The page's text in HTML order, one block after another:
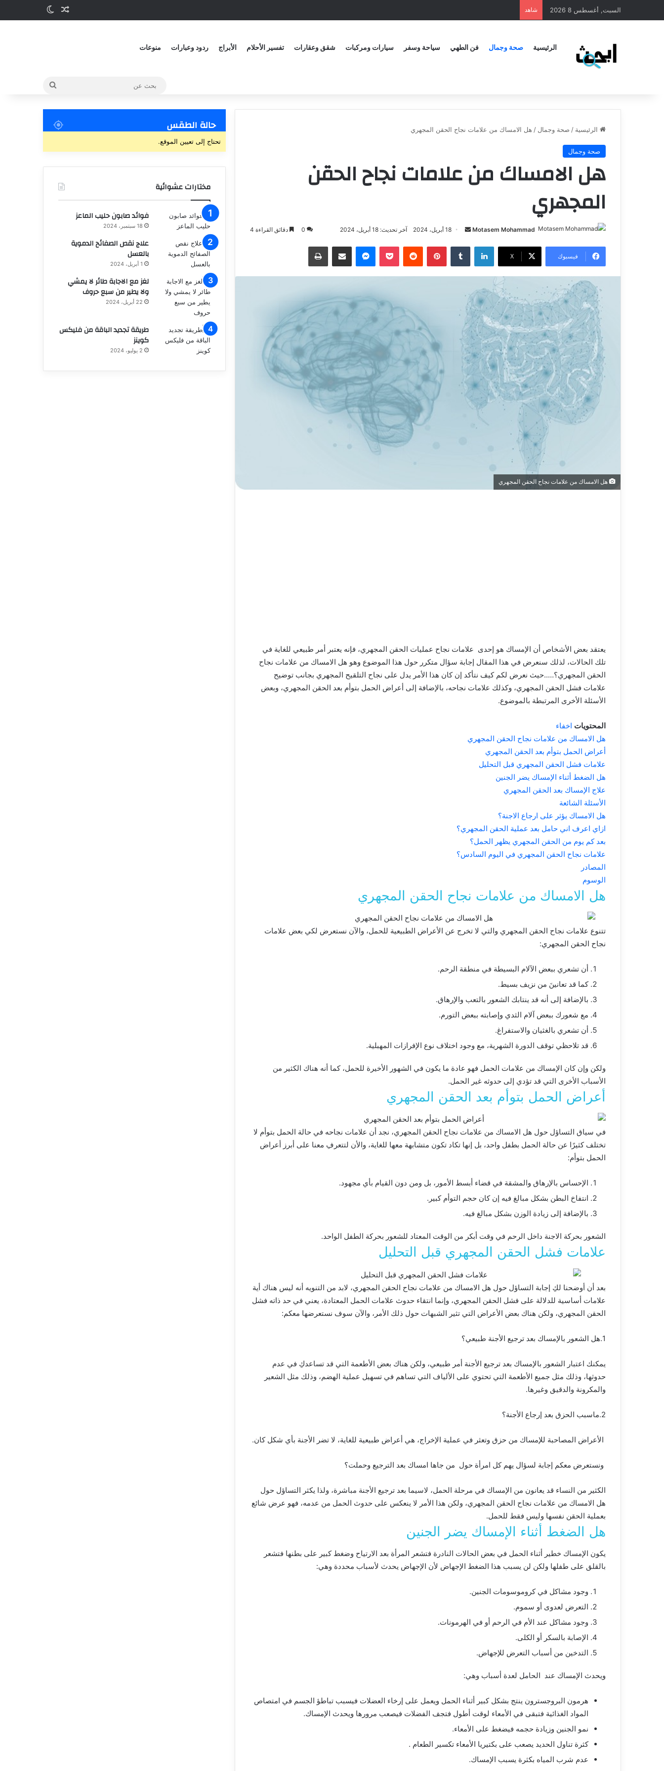
السبت, أغسطس 8 2026 شاهد مقالة عشوائية
الرئيسية صحة وجمال فن الطهي سياحة وسفر سيارات ومركبات شقق وعقارات تفسير الأحلام الأبراج ردود وعبارات منوعات
الرئيسية / صحة وجمال / هل الامساك من علامات نجاح الحقن المجهري
صحة وجمال
هل الامساك من علامات نجاح الحقن
المجهري
Motasem Mohammad
س
ل
ب
ا
إ
ل
ر
18 أبريل، 2024 آخر تحديث: 18 أبريل، 2024 0 دقائق القراءة 4
فيسبوك X
لينكدإن بينتيريست بوكيت مشاركة عبر البريد الاكتروني
هل الامساك من علامات نجاح الحقن المجهري
يعتقد بعض الأشخاص أن الإمساك هو إحدى علامات نجاح عمليات الحقن المجهري، فإنه يعتبر أمر طبيعي للغاية في
تلك الحالات، لذلك سنعرض في هذا المقال إجابة سؤال متكرر حول هذا الموضوع وهو هل الامساك من علامات نجاح
الحقن المجهري؟…..حيث نعرض لكم كيف نتأكد إن كان هذا الأمر يدل على نجاح التلقيح المجهري بجانب توضيح
علامات فشل الحقن المجهري، وكذلك علامات نجاحه، بالإضافة إلى أعراض الحمل بتوأم بعد الحقن المجهري، وبعض
الأسئلة الأخرى المرتبطة بالموضوع.
المحتويات اخفاء
هل الامساك من علامات نجاح الحقن المجهري
أعراض الحمل بتوأم بعد الحقن المجهري
علامات فشل الحقن المجهري قبل التحليل
هل الضغط أثناء الإمساك يضر الجنين
علاج الإمساك بعد الحقن المجهري
الأسئلة الشائعة
هل الامساك يؤثر على ارجاع الاجنة؟
ازاي اعرف اني حامل بعد عملية الحقن المجهري؟
بعد كم يوم من الحقن المجهري يظهر الحمل؟
علامات نجاح الحقن المجهري في اليوم السادس؟
المصادر
الوسوم
هل الامساك من علامات نجاح الحقن المجهري
تتنوع علامات نجاح الحقن المجهري والتي لا تخرج عن الأعراض الطبيعية للحمل، والآن نستعرض لكي بعض علامات
نجاح الحقن المجهري:
أن تشعري ببعض الآلام البسيطة في منطقة الرحم.
كما قد تعانينَ من نزيف بسيط.
بالإضافة إلى أنه قد ينتابك الشعور بالتعب والإرهاق.
مع شعورك ببعض آلام الثدي وإصابته ببعض التورم.
أن تشعري بالغثيان والاستفراغ.
قد تلاحظي توقف الدورة الشهرية، مع وجود اختلاف نوع الإفرازات المهبلية.
ولكن وإن كان الإمساك من علامات الحمل فهو عادة ما يكون في الشهور الأخيرة للحمل، كما أنه هناك الكثير من
الأسباب الأخرى التي قد تؤدي إلى حدوثه غير الحمل.
أعراض الحمل بتوأم بعد الحقن المجهري
في سياق التساؤل حول هل الامساك من علامات نجاح الحقن المجهري، نجد أن علامات نجاحه في حالة الحمل بتوأم لا
تختلف كثيرًا عن حالة الحمل بطفل واحد، بل إنها تكاد تكون متشابهة معها للغاية، والأن لتتعرفِ معنا على أبرز أعراض
الحمل بتوأم:
الإحساس بالإرهاق والمشقة في قضاء أبسط الأمور، بل ومن دون القيام بأي مجهود.
انتفاخ البطن بشكل مبالغ فيه إن كان حجم التوأم كبير .
بالإضافة إلى زيادة الوزن بشكل مبالغ فيه.
الشعور بحركة الاجنة داخل الرحم في وقت أبكر من الوقت المعتاد للشعور بحركة الطفل الواحد.
علامات فشل الحقن المجهري قبل التحليل
بعد أن أوضحنا لكِ إجابة التساؤل حول هل الامساك من علامات نجاح الحقن المجهري، لابد من التنويه أنه ليس هناك أية
علامات أساسية للدلالة على فشل الحقن المجهري، وإنما انتقاء حدوث علامات الحمل المعتادة، يعني في حد ذاته فشل
الحقن المجهري، ولكن هناك بعض الأعراض التي تثير الشبهات حول ذلك الأمر، والآن سوف نستعرضها معكم:
1. هل الشعور بالإمساك بعد ترجيع الأجنة طبيعي؟
يمكنك اعتبار الشعور بالإمساك بعد ترجيع الأجنة أمر طبيعي، ولكن هناك بعض الأطعمة التي قد تساعدكِ في عدم
حدوثها، وذلك مثل جميع الأطعمة التي تحتوي على الألياف التي تساهم في تسهيل عملية الهضم، وذلك مثل الشعير
والمكرونة والدقيق وغيرها.
2. ماسبب الحزق بعد إرجاع الأجنة؟
الأعراض المصاحبة للإمساك من حزق وتعثر في عملية الإخراج، هي أعراض طبيعية للغاية، لا تضر الأجنة بأي شكل كان.
ونستعرض معكم إجابة لسؤال يهم كل امرأة حول من جاها امساك بعد الترجيع وحملت؟
الكثير من النساء قد يعانون من الإمساك في مرحلة الحمل، لاسيما بعد ترجيع الأجنة مباشرة، ولذا يكثر التساؤل حول
هل الامساك من علامات نجاح الحقن المجهري، ولكن هذا الأمر لا ينعكس على حدوث الحمل من عدمه، فهو عرض شائع
بعملية الحقن نفسها وليس فقط للحمل.
هل الضغط أثناء الإمساك يضر الجنين
يكون الإمساك خطير أثناء الحمل في بعض الحالات النادرة فتشعر المرأة بعد الارتياح وضغط كبير على بطنها فتشعر
بالقلق على طفلها ولكن لن يسبب هذا الضغط الإجهاض لأن الإجهاض يحدث لأسباب محددة وهي:
وجود مشاكل في كروموسومات الجنين.
التعرض لعدوى أو سموم.
وجود مشاكل عند الأم في الرحم أو في الهرمونات.
الإصابة بالسكر أو الكلى.
التدخين من أسباب التعرض للإجهاض.
ويحدث الإمساك عند الحامل لعدة أسباب وهي:
هرمون البروجسترون ينتج بشكل كبير أثناء الحمل ويعمل على إرخاء العضلات فيسبب تباطؤ الجسم في امتصاص
المواد الغذائية فتبقى في الأمعاء لوقت أطول فتجف الفضلات فيصعب مرورها ويحدث الإمساك.
نمو الجنين وزيادة حجمه فيضغط على الأمعاء.
كثرة تناول الحديد يصعب على بكتيريا الأمعاء تكسير الطعام .
عدم شرب المياه بكثرة يسبب الإمساك.
حالة الطقس
تحتاج إلى تعيين الموقع.
مختارات عشوائية
فوائد صابون حليب الماعز
18 سبتمبر، 2024
علاج نقص الصفائح الدموية
بالعسل
1 أبريل، 2024
لغز مع الاجابة طائر لا يمشي
ولا يطير من سبع حروف
22 أبريل، 2024
طريقة تجديد الباقة من فليكس
كوينز
2 يوليو، 2024